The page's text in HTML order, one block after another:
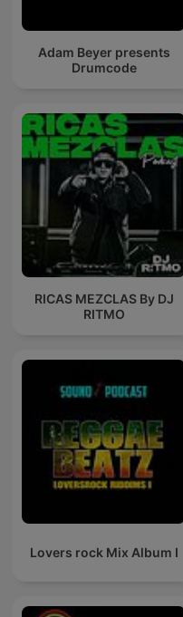
Adam Beyer presents
Drumcode
RICAS MEZCLAS By DJ
RITMO
Lovers rock Mix Album I